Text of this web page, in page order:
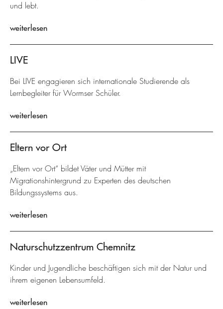
und lebt.
weiterlesen
LIVE
Bei LIVE engagieren sich internationale Studierende als
Lernbegleiter für Wormser Schüler.
weiterlesen
Eltern vor Ort
„Eltern vor Ort“ bildet Väter und Mütter mit
Migrationshintergrund zu Experten des deutschen
Bildungssystems aus.
weiterlesen
Naturschutzzentrum Chemnitz
Kinder und Jugendliche beschäftigen sich mit der Natur und
ihrem eigenen Lebensumfeld.
weiterlesen